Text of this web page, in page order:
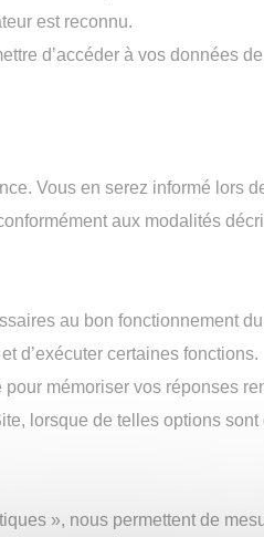
est reconnu.
d’accéder à vos données
Vous en serez informé lors
aux modalités
au bon fonctionnement
d’exécuter certaines fonctions.
mémoriser vos réponses
lorsque de telles options
», nous permettent de